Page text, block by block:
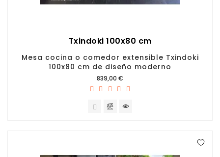
Txindoki 100x80 cm
Mesa cocina o comedor extensible Txindoki
100x80 cm de diseño moderno
Precio
839,00 €